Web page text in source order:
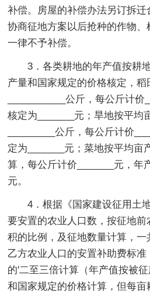
补偿。房屋的补偿办法另订拆
协商征地方案以后抢种的作物
一律不予补偿。
3．各类耕地的年产值按耕地
产量和国家规定的价格核定，稻
___________公斤，每公斤计
核定为_______元；旱地按平均
_________公斤，每公斤计价
定为_______元；菜地按平均亩
算，每公斤计价_______元，年
元。
4．根据《国家建设征用土地
要安置的农业人口数，按征地
积的比例，及征地数量计算，一
乙方农业人口的安置补助费标
的'二至三倍计算（年产值按被
和国家规定的价格计算，但每